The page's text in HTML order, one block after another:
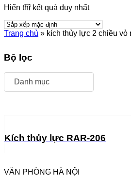
Hiển thị kết quả duy nhất
Trang chủ » kích thủy lực 2 chiều vỏ
Bộ lọc
Danh mục
Kích thủy lực RAR-206
VĂN PHÒNG HÀ NỘI